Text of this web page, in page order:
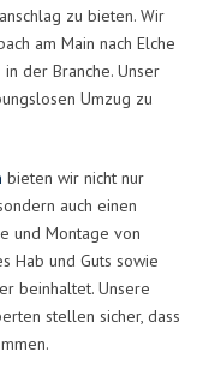
zu bieten. Wir
am Main nach Elche
der Branche. Unser
Umzug zu
bieten wir nicht nur
auch einen
und Montage von
Hab und Guts sowie
beinhaltet. Unsere
stellen sicher, dass